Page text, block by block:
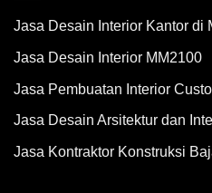
Jasa Desain Interior Kantor di
Jasa Desain Interior MM2100
Jasa Pembuatan Interior
Jasa Desain Arsitektur dan
Jasa Kontraktor Konstruksi